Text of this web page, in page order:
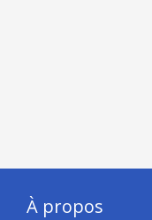
À propos